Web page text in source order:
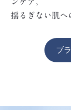
揺るぎない肌へ
ブ